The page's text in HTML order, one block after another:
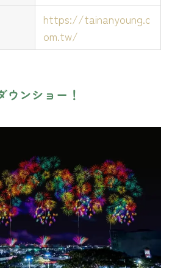
https://tainanyoung.c
om.tw/
ウンショー！